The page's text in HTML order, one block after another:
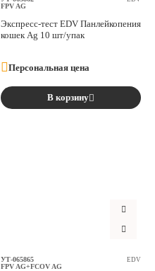
FPV AG
Экспресс-тест EDV Панлейкопения
кошек Ag 10 шт/упак
Персональная цена
В корзину
УТ-065865
FPV AG+FCOV AG
EDV